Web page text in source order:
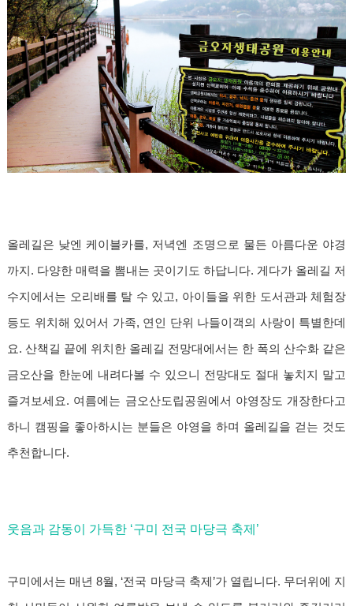
올레길은 낮엔 케이블카를, 저녁엔 조명으로 물든 아름다운 야경
까지. 다양한 매력을 뽐내는 곳이기도 하답니다. 게다가 올레길 저
수지에서는 오리배를 탈 수 있고, 아이들을 위한 도서관과 체험장
등도 위치해 있어서 가족, 연인 단위 나들이객의 사랑이 특별한데
요. 산책길 끝에 위치한 올레길 전망대에서는 한 폭의 산수화 같은
금오산을 한눈에 내려다볼 수 있으니 전망대도 절대 놓치지 말고
즐겨보세요. 여름에는 금오산도립공원에서 야영장도 개장한다고
하니 캠핑을 좋아하시는 분들은 야영을 하며 올레길을 걷는 것도
추천합니다.
웃음과 감동이 가득한 ‘구미 전국 마당극 축제’
구미에서는 매년 8월, ‘전국 마당극 축제’가 열립니다. 무더위에 지